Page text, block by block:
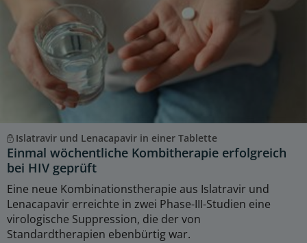
Islatravir und Lenacapavir in einer Tablette
Einmal wöchentliche Kombitherapie erfolgreich
bei HIV geprüft
Eine neue Kombinationstherapie aus Islatravir und
Lenacapavir erreichte in zwei Phase-III-Studien eine
virologische Suppression, die der von
Standardtherapien ebenbürtig war.